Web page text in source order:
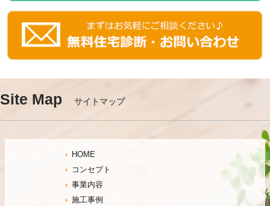
Site Map サイトマップ
HOME
コンセプト
事業内容
施工事例